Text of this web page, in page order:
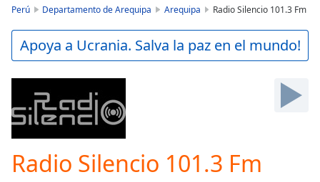
Play
Video
Backward
Skip
Forward
Mute
Current
Time0:00
Perú Departamento de Arequipa Arequipa Radio Silencio 101.3 Fm
Apoya a Ucrania. Salva la paz en el mundo!
Radio Silencio 101.3 Fm